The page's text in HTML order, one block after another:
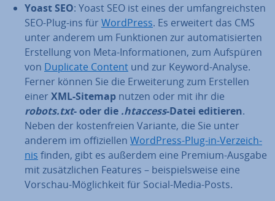
Yoast SEO: Yoast SEO ist eines der um­fang­reichs­ten
SEO-Plug-ins für WordPress. Es erweitert das CMS
unter anderem um Funk­tio­nen zur au­to­ma­ti­sier­ten
Er­stel­lung von Meta-In­for­ma­tio­nen, zum Aufspüren
von Duplicate Content und zur Keyword-Analyse.
Ferner können Sie die Er­wei­te­rung zum Erstellen
einer XML-Sitemap nutzen oder mit ihr die
robots.txt- oder die .htaccess-Datei editieren.
Neben der kos­ten­frei­en Variante, die Sie unter
anderem im of­fi­zi­el­len WordPress-Plug-in-Ver­zeich­
nis finden, gibt es außerdem eine Premium-Ausgabe
mit zu­sätz­li­chen Features – bei­spiels­wei­se eine
Vorschau-Mög­lich­keit für Social-Media-Posts.